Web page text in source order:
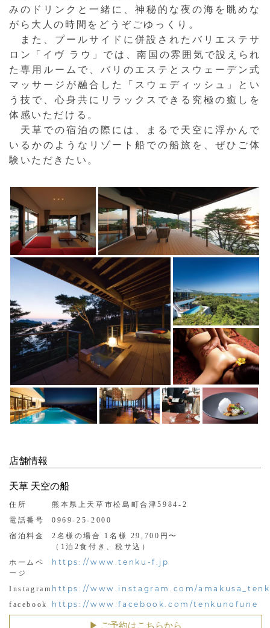
みのドリンクと一緒に、神秘的な夜の海を眺めな
がら大人の時間をどうぞごゆっくり。
また、プールサイドに併設されたバリエステサ
ロン「イヴ ラウ」では、南国の雰囲気で設えられ
た専用ルームで、バリのエステとスウェーデン式
マッサージが融合した「スウェディッシュ」とい
う技で、心身共にリラックスできる究極の癒しを
体感いただける。
天草での宿泊の際には、まるで天空に浮かんで
いるかのようなリゾート船での船旅を、ぜひご体
験いただきたい。
店舗情報
天草 天空の船
住所
熊本県上天草市松島町合津5984-2
電話番号
0969-25-2000
宿泊料金
2名様の場合 1名様 29,700円〜
（1泊2食付き、税サ込）
ホームペ
ージ
https://www.tenku-f.jp
Instagram https://www.instagram.com/
facebook https://www.facebook.com/tenkunofune
▶︎ ご予約はこちらから